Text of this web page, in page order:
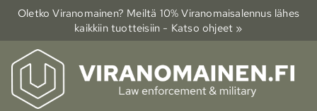
Oletko Viranomainen? Meiltä 10% Viranomais­alennus lähes
kaikkiin tuotteisiin - Katso ohjeet »